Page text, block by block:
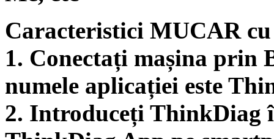
Caracteristici MUCAR
1. Conectați mașina prin
numele aplicației este
2. Introduceți ThinkDiag